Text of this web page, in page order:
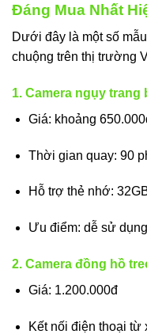
Đáng Mua Nhất
Dưới đây là một số
chuộng trên thị trường
1. Camera ngụy trang
Giá: khoảng
Thời gian quay: 90
Hỗ trợ thẻ nhớ:
Ưu điểm: dễ sử
2. Camera đồng hồ
Giá: 1.200.000đ
Kết nối điện thoại từ